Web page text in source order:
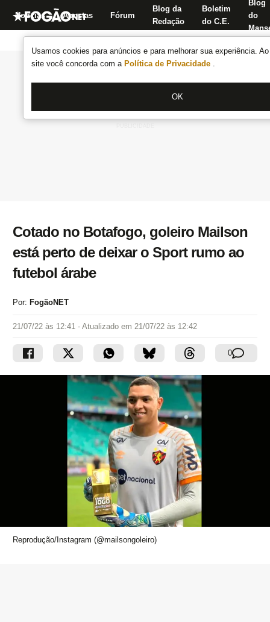
Usamos cookies para anúncios e para melhorar sua experiência.
site você concorda com a Política de Privacidade .
OK
Notícias Apostas Fórum
Blog da
Redação
Boletim
do C.E.
Blog
do
Cotado no Botafogo, goleiro Mailson
está perto de deixar o Sport rumo ao
futebol árabe
Por: FogãoNET
21/07/22 às 12:41 - Atualizado em 21/07/22 às 12:42
0
Reprodução/Instagram (@mailsongoleiro)